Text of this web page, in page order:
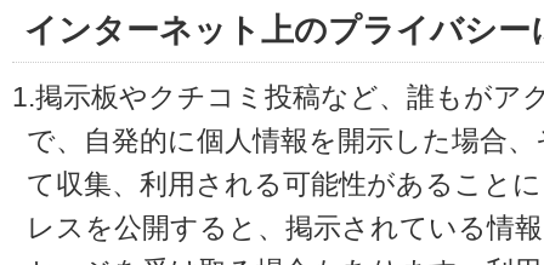
インターネット上のプライバシー
1.掲示板やクチコミ投稿など、誰もがア
で、自発的に個人情報を開示した場合
て収集、利用される可能性があること
レスを公開すると、掲示されている情